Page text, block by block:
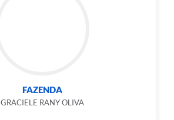
FAZENDA
GRACIELE RANY OLIVA